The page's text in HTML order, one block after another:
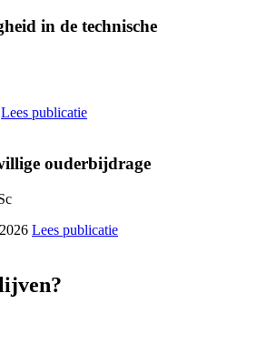
in de technische
Lees publicatie
ouderbijdrage
Lees publicatie